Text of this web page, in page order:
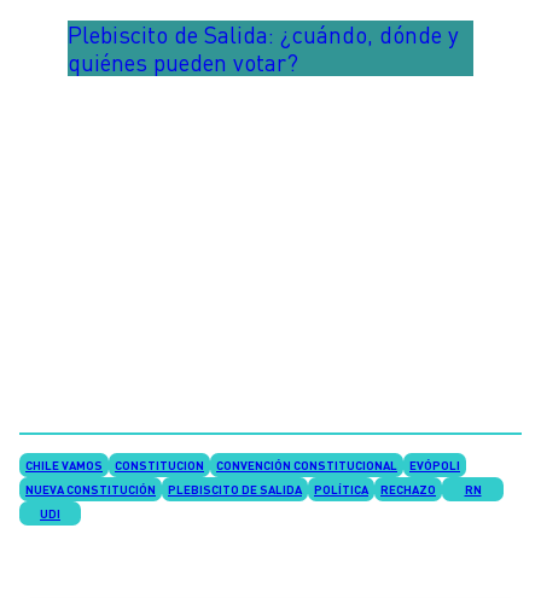
Plebiscito de Salida: ¿cuándo, dónde y
quiénes pueden votar?
CHILE VAMOS CONSTITUCION CONVENCIÓN CONSTITUCIONAL
EVÓPOLI
NUEVA CONSTITUCIÓN
PLEBISCITO DE SALIDA POLÍTICA RECHAZO
RN
UDI